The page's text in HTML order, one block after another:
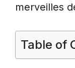
merveilles
Table of